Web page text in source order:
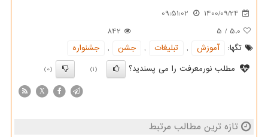
1400/09/24
09:51:02
5.0
/
5
842
تگها:
آموزش , تبلیغات , جشن ,
جشنواره
مطلب نورمعرفت را می پسندید؟
(1)
(0)
X
تازه ترین مطالب مرتبط